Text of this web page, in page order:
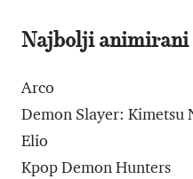
Najbolji
Arco
Demon Slayer: Kimetsu
Elio
Kpop Demon Hunters